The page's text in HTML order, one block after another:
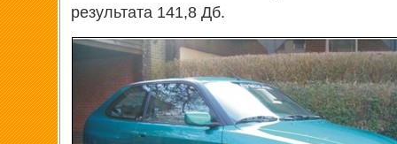
результата 141,8 Дб.